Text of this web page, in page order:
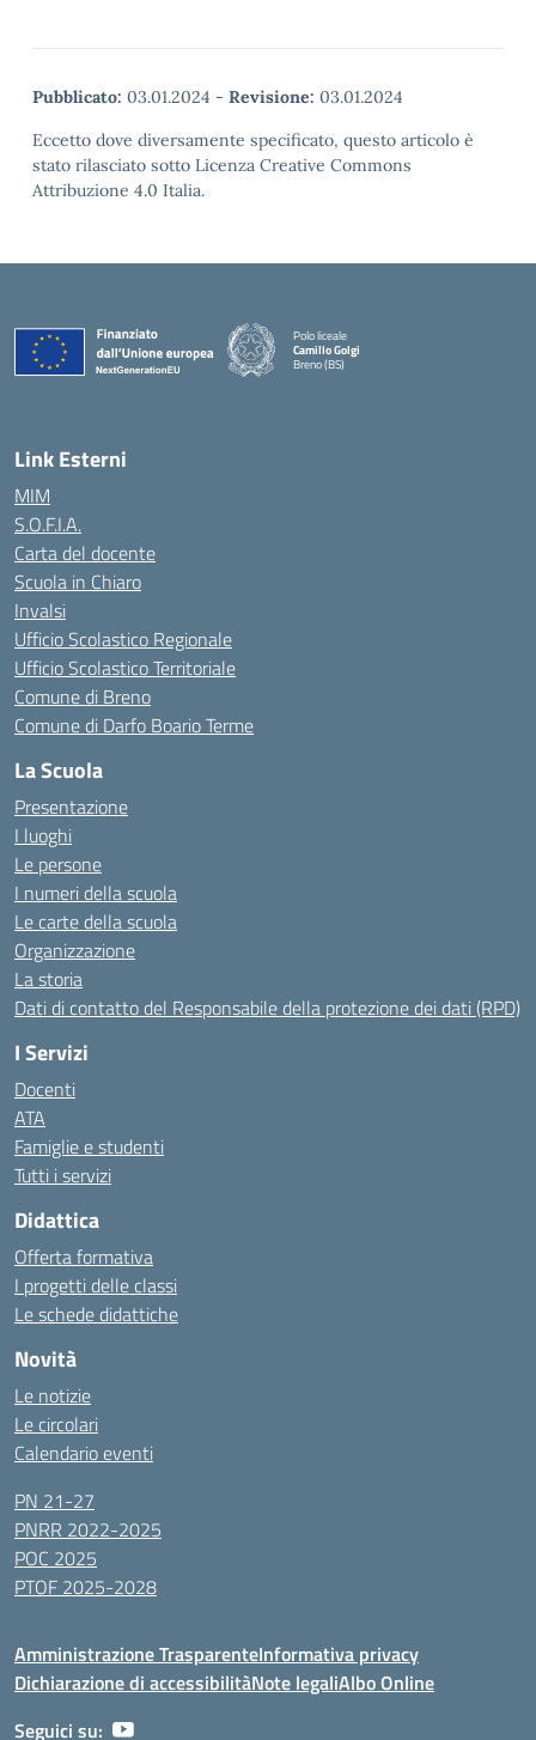
Pubblicato: 03.01.2024 - Revisione: 03.01.2024
Eccetto dove diversamente specificato, questo articolo è
stato rilasciato sotto Licenza Creative Commons
Attribuzione 4.0 Italia.
Polo liceale
Camillo Golgi
Breno (BS)
Link Esterni
MIM
S.O.F.I.A.
Carta del docente
Scuola in Chiaro
Invalsi
Ufficio Scolastico Regionale
Ufficio Scolastico Territoriale
Comune di Breno
Comune di Darfo Boario Terme
La Scuola
Presentazione
I luoghi
Le persone
I numeri della scuola
Le carte della scuola
Organizzazione
La storia
Dati di contatto del Responsabile della protezione dei dati (RPD)
I Servizi
Docenti
ATA
Famiglie e studenti
Tutti i servizi
Didattica
Offerta formativa
I progetti delle classi
Le schede didattiche
Novità
Le notizie
Le circolari
Calendario eventi
PN 21-27
PNRR 2022-2025
POC 2025
PTOF 2025-2028
Amministrazione TrasparenteInformativa privacy
Dichiarazione di accessibilitàNote legaliAlbo Online
Seguici su: